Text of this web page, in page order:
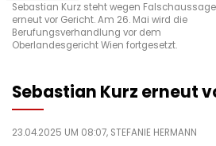
Sebastian Kurz steht wegen Falschaussage
erneut vor Gericht. Am 26. Mai wird die
Berufungsverhandlung vor dem
Oberlandesgericht Wien fortgesetzt.
Sebastian Kurz erneut
23.04.2025 UM 08:07, STEFANIE HERMANN